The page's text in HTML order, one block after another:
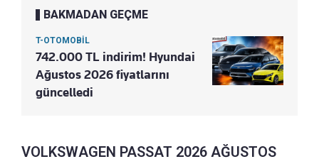
BAKMADAN GEÇME
T-OTOMOBİL
742.000 TL indirim! Hyundai
Ağustos 2026 fiyatlarını
güncelledi
VOLKSWAGEN PASSAT 2026 AĞUSTOS